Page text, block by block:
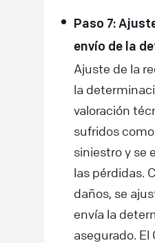
Paso 7:
envío de la
Ajuste de la
la
valoración
sufridos
siniestro y se
las pérdidas.
daños, se
envía la
asegurado. El